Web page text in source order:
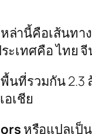
ล่านี้คือเส้น
ะเทศคือ ไท
ที่รวมกัน
เชีย
หรือแปลเป็